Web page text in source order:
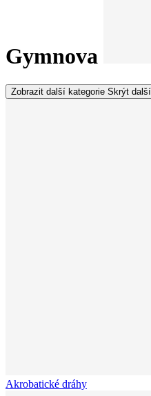
Gymnova
Zobrazit další kategorie Skrýt
Akrobatické dráhy